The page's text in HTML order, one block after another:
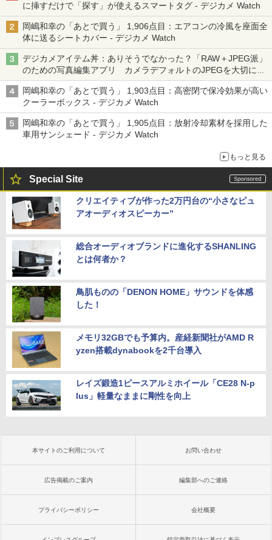
に挿すだけで「探す」が使えるスマートタグ - デジカメ Watch
岡嶋和幸の「あとで買う」 1,906点目：エアコンの冷風を座面全
体に送るシートカバー - デジカメ Watch
デジカメアイテム丼：ありそうでなかった？「RAW＋JPEG派」
のための写真編集アプリ カメラデフォルトのJPEGを大切にす
る「Filmator」
岡嶋和幸の「あとで買う」 1,903点目：高密閉で保冷効果が高い
クーラーボックス - デジカメ Watch
岡嶋和幸の「あとで買う」 1,905点目：放射冷却素材を採用した
車用サンシェード - デジカメ Watch
もっと見る
Special Site
クリエイティブが作った2万円台の“小さなピュ
アオーディオスピーカー”
総合オーディオブランドに進化するSHANLING
とは何者か？
鳥肌ものの「DENON HOME」サウンドを体感
した！
メモリ32GBでも予算内。産経新聞社がAMD R
yzen搭載dynabookを2千台導入
レイズ鍛造1ピースアルミホイール「CE28 N-p
lus」軽量なままに剛性を向上
本サイトのご利用について お問い合わせ
広告掲載のご案内 編集部へのご連絡
プライバシーポリシー 会社概要